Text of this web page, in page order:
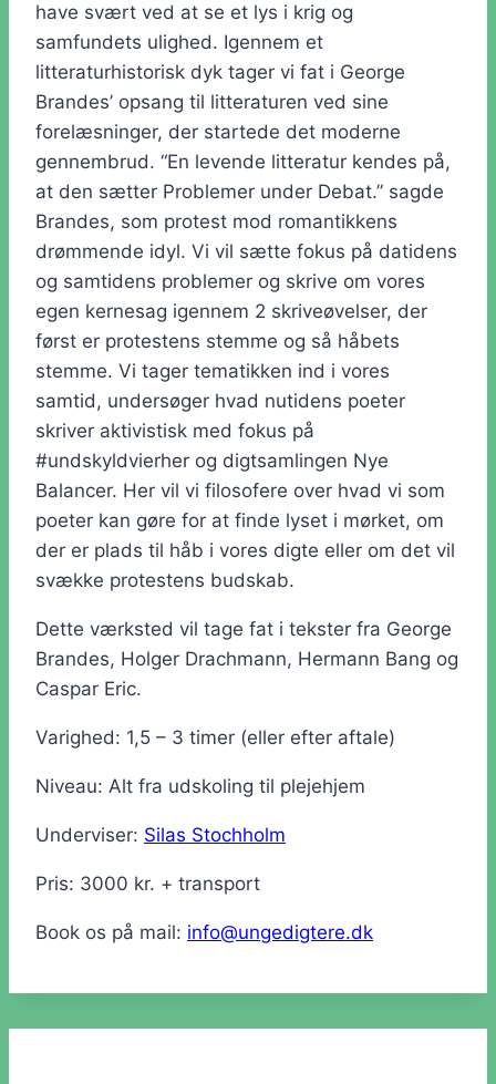
have svært ved at se et lys i krig og
samfundets ulighed. Igennem et
litteraturhistorisk dyk tager vi fat i George
Brandes’ opsang til litteraturen ved sine
forelæsninger, der startede det moderne
gennembrud. “En levende litteratur kendes på,
at den sætter Problemer under Debat.” sagde
Brandes, som protest mod romantikkens
drømmende idyl. Vi vil sætte fokus på datidens
og samtidens problemer og skrive om vores
egen kernesag igennem 2 skriveøvelser, der
først er protestens stemme og så håbets
stemme. Vi tager tematikken ind i vores
samtid, undersøger hvad nutidens poeter
skriver aktivistisk med fokus på
#undskyldvierher og digtsamlingen Nye
Balancer. Her vil vi filosofere over hvad vi som
poeter kan gøre for at finde lyset i mørket, om
der er plads til håb i vores digte eller om det vil
svække protestens budskab.
Dette værksted vil tage fat i tekster fra George
Brandes, Holger Drachmann, Hermann Bang og
Caspar Eric.
Varighed: 1,5 – 3 timer (eller efter aftale)
Niveau: Alt fra udskoling til plejehjem
Underviser: Silas Stochholm
Pris: 3000 kr. + transport
Book os på mail: info@ungedigtere.dk